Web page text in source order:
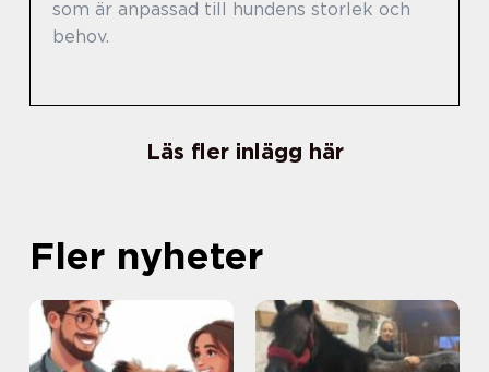
som är anpassad till hundens storlek och
behov.
Läs fler inlägg här
Fler nyheter